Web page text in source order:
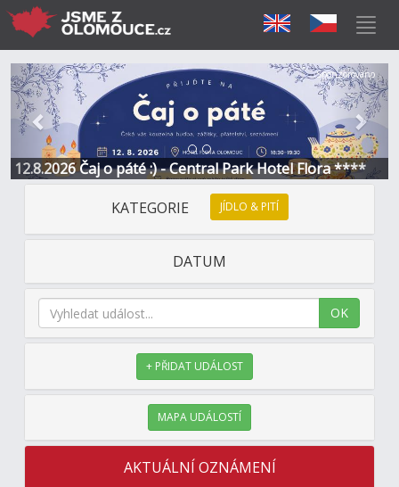
12.8.2026 Čaj o páté :) - Central Park Hotel Flora ****
Předchozí Další
Sponzorováno
KATEGORIE JÍDLO & PITÍ
DATUM
OK
+ PŘIDAT UDÁLOST
MAPA UDÁLOSTÍ
AKTUÁLNÍ OZNÁMENÍ